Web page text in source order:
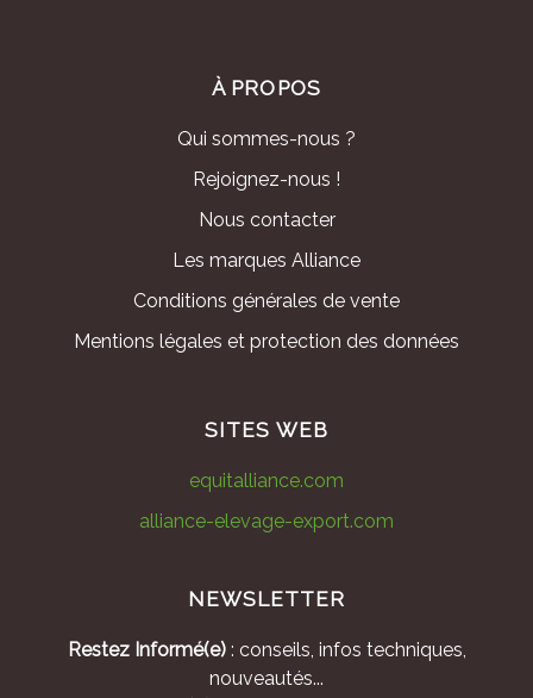
À PROPOS
Qui sommes-nous ?
Rejoignez-nous !
Nous contacter
Les marques Alliance
Conditions générales de vente
Mentions légales et protection des données
SITES WEB
equitalliance.com
alliance-elevage-export.com
NEWSLETTER
Restez Informé(e): conseils, infos techniques,
nouveautés...